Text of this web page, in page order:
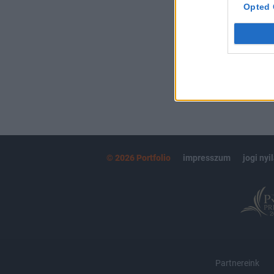
Opted
MÁR
© 2026 Portfolio impresszum jogi
Partnereink